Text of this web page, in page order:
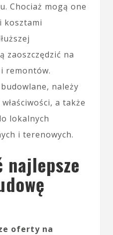
Chociaż mogą one
kosztami
zaoszczędzić na
remontów.
należy
a także
lokalnych
i terenowych.
najlepsze
oferty na